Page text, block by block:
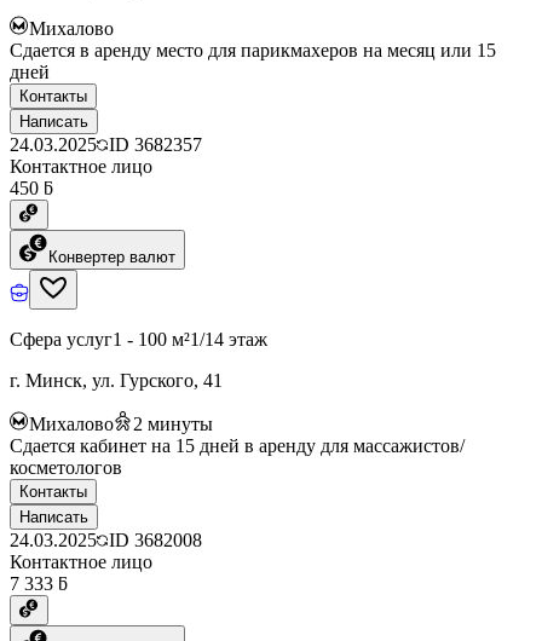
Михалово
Сдается в аренду место для парикмахеров на месяц или 15
дней
Контакты
Написать
24.03.2025 ID 3682357
Контактное лицо
450 ƃ
Конвертер валют
Сфера услуг1 - 100 м²1/14 этаж
г. Минск, ул. Гурского, 41
Михалово 2 минуты
Сдается кабинет на 15 дней в аренду для массажистов/
косметологов
Контакты
Написать
24.03.2025 ID 3682008
Контактное лицо
7 333 ƃ